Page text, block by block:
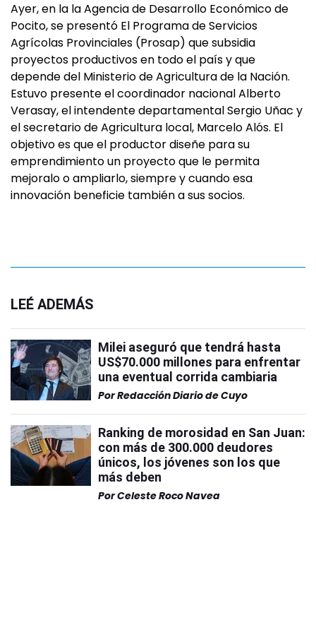
Ayer, en la la Agencia de Desarrollo Económico de
Pocito, se presentó El Programa de Servicios
Agrícolas Provinciales (Prosap) que subsidia
proyectos productivos en todo el país y que
depende del Ministerio de Agricultura de la Nación.
Estuvo presente el coordinador nacional Alberto
Verasay, el intendente departamental Sergio Uñac y
el secretario de Agricultura local, Marcelo Alós. El
objetivo es que el productor diseñe para su
emprendimiento un proyecto que le permita
mejoralo o ampliarlo, siempre y cuando esa
innovación beneficie también a sus socios.
LEÉ ADEMÁS
Milei aseguró que tendrá hasta
US$70.000 millones para enfrentar
una eventual corrida cambiaria
PorRedacción Diario de Cuyo
Ranking de morosidad en San Juan:
con más de 300.000 deudores
únicos, los jóvenes son los que
más deben
PorCeleste Roco Navea